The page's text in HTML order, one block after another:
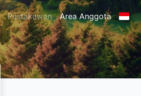
Pustakawan Area Anggota